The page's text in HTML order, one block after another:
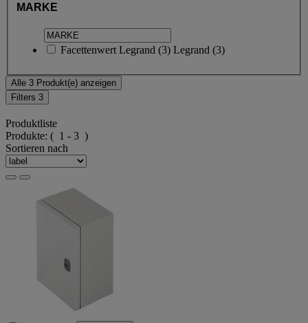
MARKE
Facettenwert Legrand (3) Legrand (3)
Alle 3 Produkt(e) anzeigen
Filters 3
Produktliste
Produkte: ( 1 - 3 )
Sortieren nach